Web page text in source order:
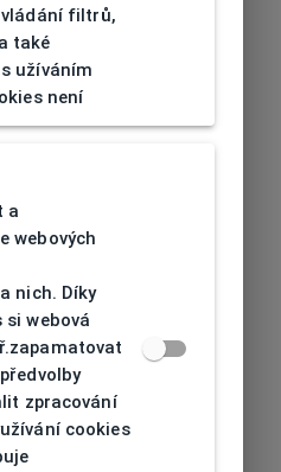
filtrů,
také
užíváním
není
a
webových
nich. Díky
webová
zpracování
cookies